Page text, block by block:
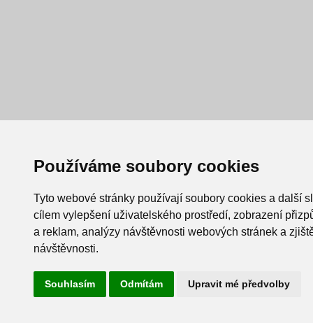
Používáme soubory cookies
Tyto webové stránky používají soubory cookies a další
cílem vylepšení uživatelského prostředí, zobrazení
a reklam, analýzy návštěvnosti webových stránek a
návštěvnosti.
Souhlasím Odmítám Upravit mé předvolby